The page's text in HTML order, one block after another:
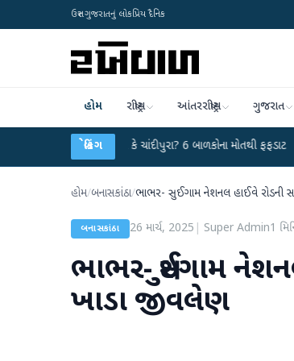
ઉત્તર ગુજરાતનું લોકપ્રિય દૈનિક
હોમ રાષ્ટ્રીય આંતરરાષ્ટ્રીય ગુજરાત
બ્રેકિંગ
વાયરસ કે ચાંદીપુરા? 6 બાળકોના મોતથી ફફડાટ ● હવામાન
હોમ/બનાસકાંઠા/ભાભર- સુઈગામ નેશનલ હાઈવે રોડની
બનાસકાંઠા 26 માર્ચ, 2025 Super Admin1
ભાભર- સુઈગામ
ખાડા જીવલેણ